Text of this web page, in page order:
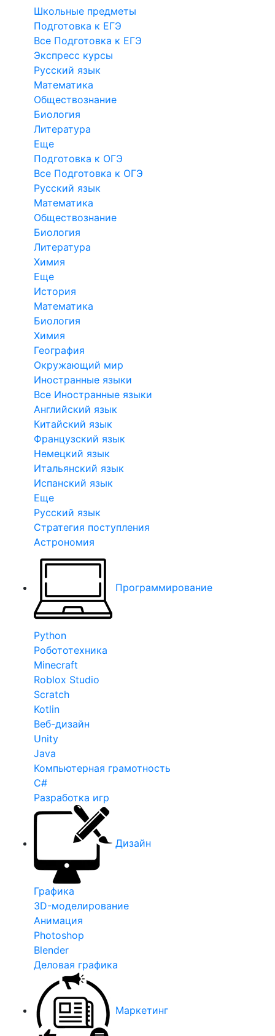
Школьные предметы
Подготовка к ЕГЭ
Все Подготовка к ЕГЭ
Экспресс курсы
Русский язык
Математика
Обществознание
Биология
Литература
Еще
Подготовка к ОГЭ
Все Подготовка к ОГЭ
Русский язык
Математика
Обществознание
Биология
Литература
Химия
Еще
История
Математика
Биология
Химия
География
Окружающий мир
Иностранные языки
Все Иностранные языки
Английский язык
Китайский язык
Французский язык
Немецкий язык
Итальянский язык
Испанский язык
Еще
Русский язык
Стратегия поступления
Астрономия
Программирование
Python
Робототехника
Minecraft
Roblox Studio
Scratch
Kotlin
Веб-дизайн
Unity
Java
Компьютерная грамотность
C#
Разработка игр
Дизайн
Графика
3D-моделирование
Анимация
Photoshop
Blender
Деловая графика
Маркетинг